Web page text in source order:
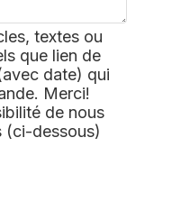
textes ou
que lien de
date) qui
Merci!
de nous
(ci-dessous)